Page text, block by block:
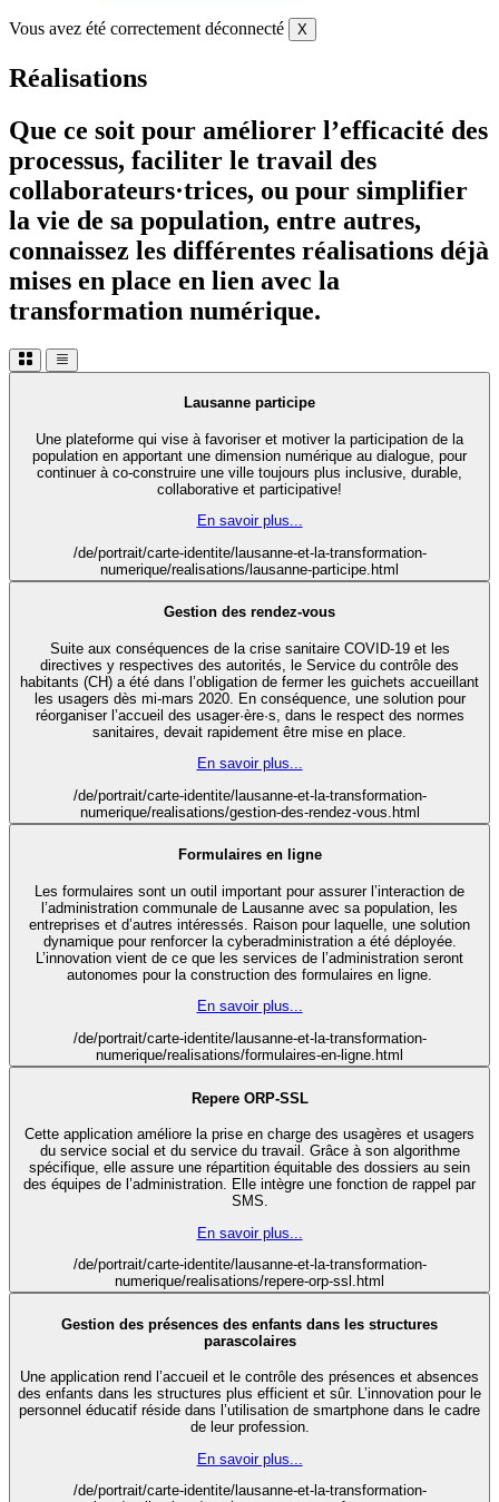
Vous avez été correctement déconnecté X
Réalisations
Que ce soit pour améliorer l’efficacité des
processus, faciliter le travail des
collaborateurs·trices, ou pour simplifier
la vie de sa population, entre autres,
connaissez les différentes réalisations déjà
mises en place en lien avec la
transformation numérique.
Lausanne participe
Une plateforme qui vise à favoriser et motiver la participation de la
population en apportant une dimension numérique au dialogue, pour
continuer à co-construire une ville toujours plus inclusive, durable,
collaborative et participative!
En savoir plus...
/de/portrait/carte-identite/lausanne-et-la-transformation-
numerique/realisations/lausanne-participe.html
Gestion des rendez-vous
Suite aux conséquences de la crise sanitaire COVID-19 et les
directives y respectives des autorités, le Service du contrôle des
habitants (CH) a été dans l’obligation de fermer les guichets accueillant
les usagers dès mi-mars 2020. En conséquence, une solution pour
réorganiser l’accueil des usager·ère·s, dans le respect des normes
sanitaires, devait rapidement être mise en place.
En savoir plus...
/de/portrait/carte-identite/lausanne-et-la-transformation-
numerique/realisations/gestion-des-rendez-vous.html
Formulaires en ligne
Les formulaires sont un outil important pour assurer l’interaction de
l’administration communale de Lausanne avec sa population, les
entreprises et d’autres intéressés. Raison pour laquelle, une solution
dynamique pour renforcer la cyberadministration a été déployée.
L’innovation vient de ce que les services de l’administration seront
autonomes pour la construction des formulaires en ligne.
En savoir plus...
/de/portrait/carte-identite/lausanne-et-la-transformation-
numerique/realisations/formulaires-en-ligne.html
Repere ORP-SSL
Cette application améliore la prise en charge des usagères et usagers
du service social et du service du travail. Grâce à son algorithme
spécifique, elle assure une répartition équitable des dossiers au sein
des équipes de l’administration. Elle intègre une fonction de rappel par
SMS.
En savoir plus...
/de/portrait/carte-identite/lausanne-et-la-transformation-
numerique/realisations/repere-orp-ssl.html
Gestion des présences des enfants dans les structures
parascolaires
Une application rend l’accueil et le contrôle des présences et absences
des enfants dans les structures plus efficient et sûr. L’innovation pour le
personnel éducatif réside dans l’utilisation de smartphone dans le cadre
de leur profession.
En savoir plus...
/de/portrait/carte-identite/lausanne-et-la-transformation-